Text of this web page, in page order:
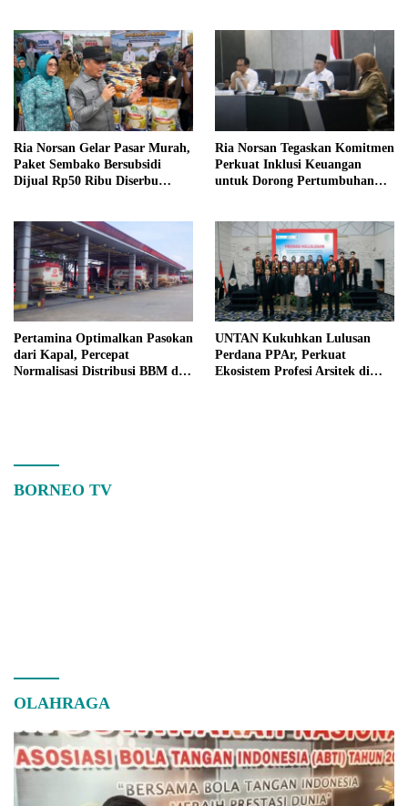
Ria Norsan Gelar Pasar Murah,
Paket Sembako Bersubsidi
Dijual Rp50 Ribu Diserbu
Ria Norsan Tegaskan Komitmen
Perkuat Inklusi Keuangan
untuk Dorong Pertumbuhan
Pertamina Optimalkan Pasokan
dari Kapal, Percepat
Normalisasi Distribusi BBM di
UNTAN Kukuhkan Lulusan
Perdana PPAr, Perkuat
Ekosistem Profesi Arsitek di
BORNEO TV
OLAHRAGA